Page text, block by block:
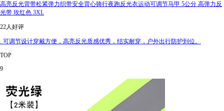
高亮反光背带松紧弹力织带安全背心骑行夜跑反光衣运动可调节马甲 5公分 高弹力反
光带 玫红色 3XL
22人好评
. 可调节设计穿戴方便，高亮反光质感优秀，结实耐穿，户外出行防护到位。
TOP
9